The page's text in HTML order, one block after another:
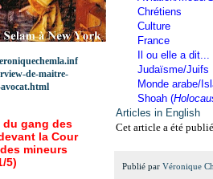
Chrétiens
Culture
France
Il ou elle a dit...
Judaïsme/Juifs
Monde arabe/
Shoah (
Articles in English
Cet article a été
Publié par Véronique
de-maitre-
du gang des
la Cour
mineurs
5)